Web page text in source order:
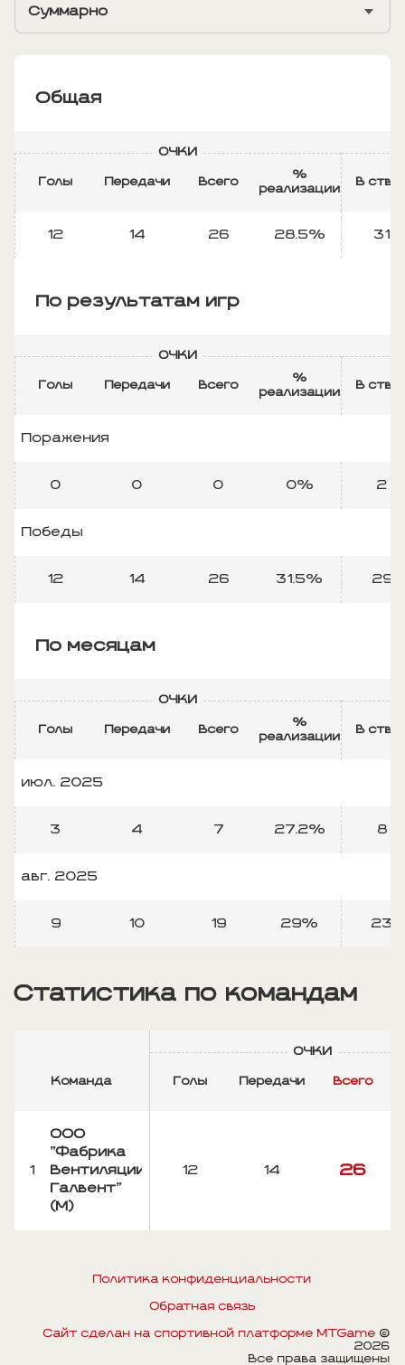
Суммарно
Общая
ОЧКИ
Голы Передачи Всего
%
реализации
В
12 14 26 28.5% 31
По результатам игр
ОЧКИ
Голы Передачи Всего
%
реализации
В
Поражения
0 0 0 0% 2
Победы
12 14 26 31.5% 29
По месяцам
ОЧКИ
Голы Передачи Всего
%
реализации
В
июл. 2025
3 4 7 27.2% 8
авг. 2025
9 10 19 29% 23
Статистика по командам
Команда
ОЧКИ
Голы Передачи Всего
1
ООО
"Фабрика
Вентиляции
Галвент"
(М)
12 14 26
Политика конфиденциальности
Обратная связь
Сайт сделан на спортивной платформе MTGame ©
2026
Все права защищены